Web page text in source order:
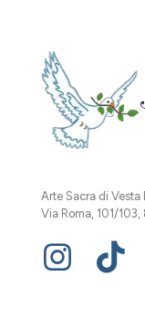
Arte Sacra di Vesta
Via Roma, 101/